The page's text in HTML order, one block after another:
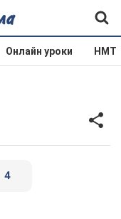
Онлайн уроки НМТ
4